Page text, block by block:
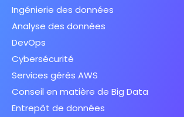
Ingénierie des données
Analyse des données
DevOps
Cybersécurité
Services gérés AWS
Conseil en matière de Big Data
Entrepôt de données